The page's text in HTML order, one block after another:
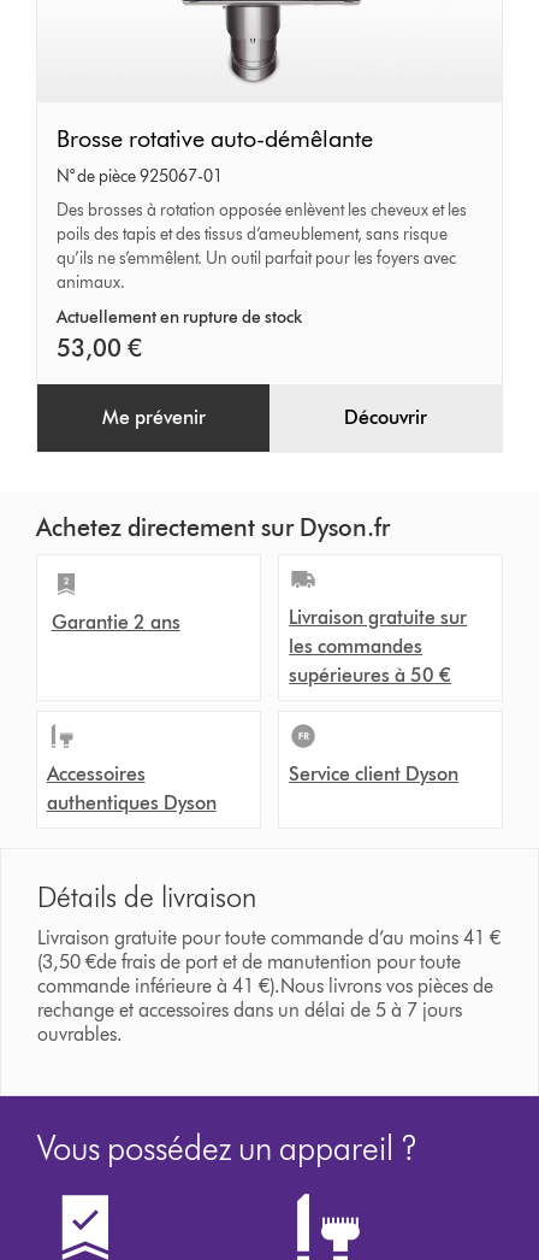
Brosse
rotative
auto-
démêlante
Brosse rotative auto-démêlante
N° de pièce 925067-01
Des brosses à rotation opposée enlèvent les cheveux et les
poils des tapis et des tissus d’ameublement, sans risque
qu’ils ne s’emmêlent. Un outil parfait pour les foyers avec
animaux.
Actuellement en rupture de stock
53,00 €
Me prévenir Découvrir
Achetez directement sur Dyson.fr
Garantie 2 ans
Livraison gratuite sur
les commandes
supérieures à 50 €
Accessoires
authentiques Dyson
Service client Dyson
Détails de livraison
Livraison gratuite pour toute commande d’au moins 41 €
(3,50 €de frais de port et de manutention pour toute
commande inférieure à 41 €).Nous livrons vos pièces de
rechange et accessoires dans un délai de 5 à 7 jours
ouvrables.
Vous possédez un appareil ?